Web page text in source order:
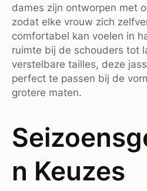
dames zijn ontworpen met
zodat elke vrouw zich
comfortabel kan voelen in
ruimte bij de schouders tot
verstelbare tailles, deze
perfect te passen bij de
grotere maten.
n Keuzes